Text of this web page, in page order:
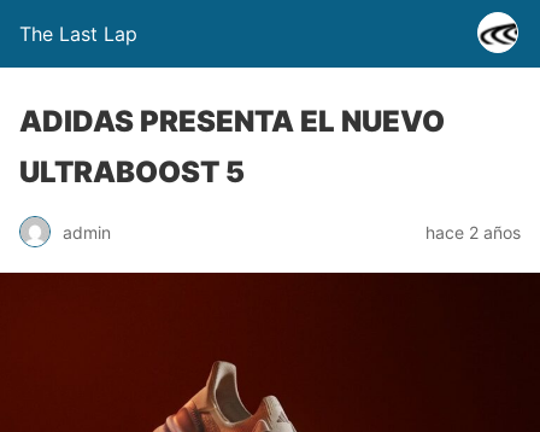
The Last Lap
ADIDAS PRESENTA EL NUEVO
ULTRABOOST 5
admin hace 2 años